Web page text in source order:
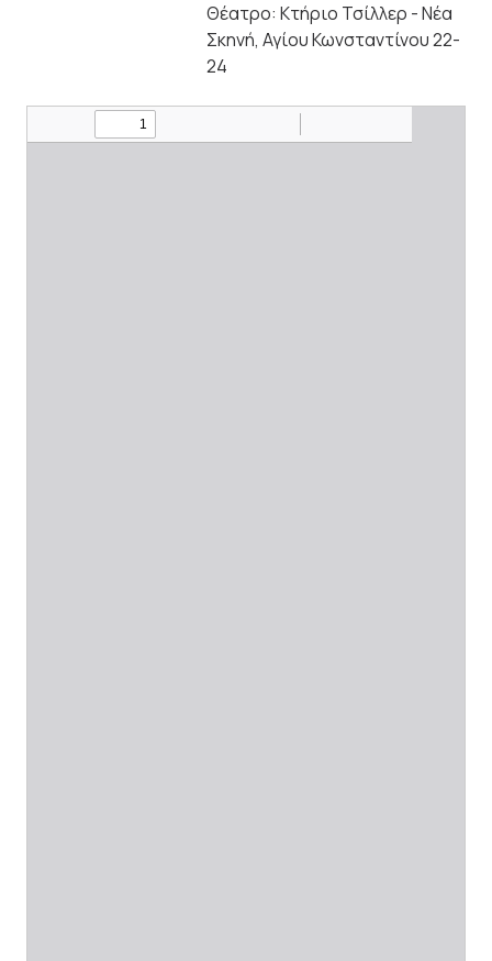
Θέατρο: Κτήριο Τσίλλερ - Νέα
Σκηνή, Αγίου Κωνσταντίνου 22-
24